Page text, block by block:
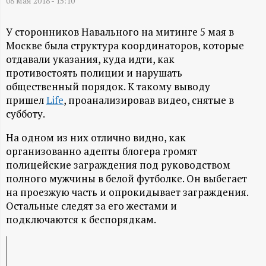
Н
-
и
н
ф
о
р
м
У сторонников Навального на митинге 5 мая в
Москве была структура координаторов, которые
отдавали указания, куда идти, как
противостоять полиции и нарушать
общественный порядок. К такому выводу
пришелLife, проанализировав видео, снятые в
субботу.
На одном из них отлично видно, как
организованно адепты блогера громят
полицейские заграждения под руководством
полного мужчины в белой футболке. Он выбегает
на проезжую часть и опрокидывает заграждения.
Остальные следят за его жестами и
подключаются к беспорядкам.